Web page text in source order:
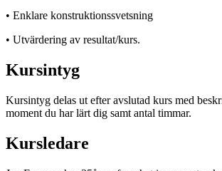
• Enklare konstruktionssvetsning
• Utvärdering av resultat/kurs.
Kursintyg
Kursintyg delas ut efter avslutad kurs med
moment du har lärt dig samt antal timmar.
Kursledare